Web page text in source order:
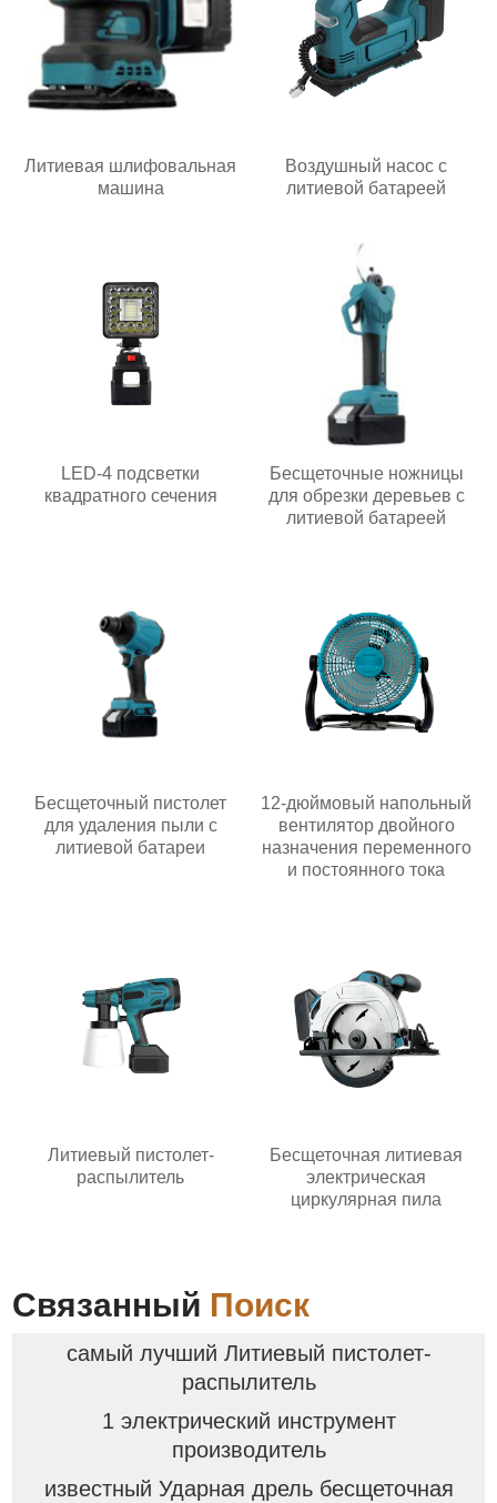
Литиевая шлифовальная
машина
Воздушный насос с
литиевой батареей
LED-4 подсветки
квадратного сечения
Бесщеточные ножницы
для обрезки деревьев с
литиевой батареей
Бесщеточный пистолет
для удаления пыли с
литиевой батареи
12-дюймовый напольный
вентилятор двойного
назначения переменного
и постоянного тока
Литиевый пистолет-
распылитель
Бесщеточная литиевая
электрическая
циркулярная пила
Связанный Поиск
самый лучший Литиевый пистолет-
распылитель
1 электрический инструмент
производитель
известный Ударная дрель бесщеточная